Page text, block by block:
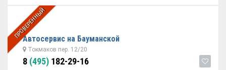
ПРОВЕРЕННЫЙ
Автосервис на Бауманской
Токмаков пер. 12/20
8 (495) 182-29-16